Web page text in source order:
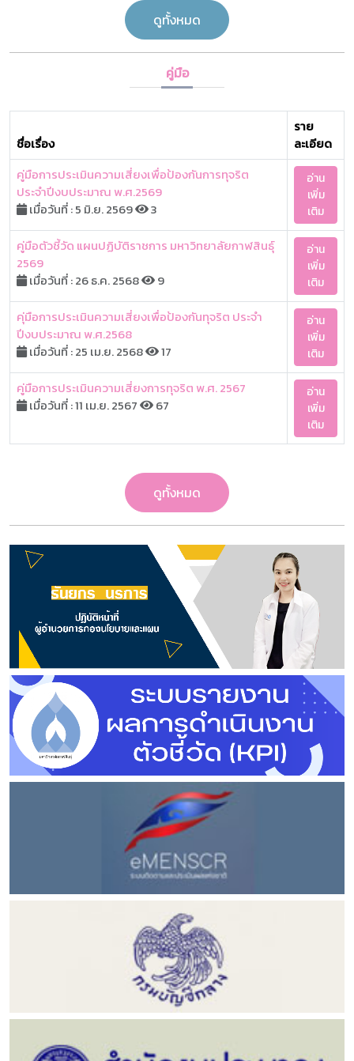
ดูทั้งหมด
คู่มือ
ชื่อเรื่อง
ราย
ละเอียด
คู่มือการประเมินความเสี่ยงเพื่อป้องกันการทุจริต
ประจำปีงบประมาณ พ.ศ.2569
เมื่อวันที่ : 5 มิ.ย. 2569
3
อ่าน
เพิ่ม
เติม
คู่มือตัวชี้วัด แผนปฏิบัติราชการ มหาวิทยาลัยกาฬสินธุ์
2569
เมื่อวันที่ : 26 ธ.ค. 2568
9
อ่าน
เพิ่ม
เติม
คุ่มือการประเมินความเสี่ยงเพื่อป้องกันทุจริต ประจำ
ปีงบประมาณ พ.ศ.2568
เมื่อวันที่ : 25 เม.ย. 2568
17
อ่าน
เพิ่ม
เติม
คู่มือการประเมินความเสี่ยงการทุจริต พ.ศ. 2567
เมื่อวันที่ : 11 เม.ย. 2567
67
อ่าน
เพิ่ม
เติม
ดูทั้งหมด